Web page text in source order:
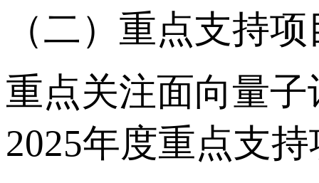
（二）重点支持
重点关注面向量
2025年度重点支